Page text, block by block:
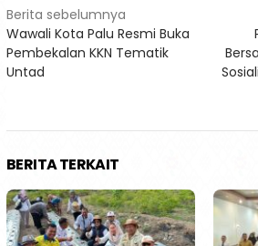
Navigasi
pos
Berita sebelumnya
Wawali Kota Palu Resmi Buka
Pembekalan KKN Tematik
Untad
BERITA TERKAIT